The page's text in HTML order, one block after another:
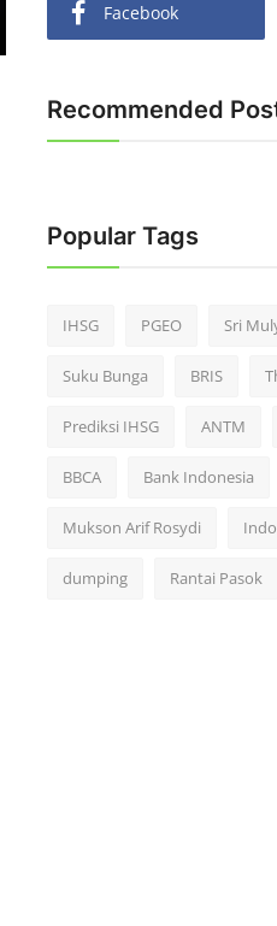
Facebook
Recommended
Popular Tags
IHSG PGEO Sri
Suku Bunga BRIS
Prediksi IHSG ANTM
BBCA Bank Indonesia
Mukson Arif Rosydi
dumping Rantai Pasok